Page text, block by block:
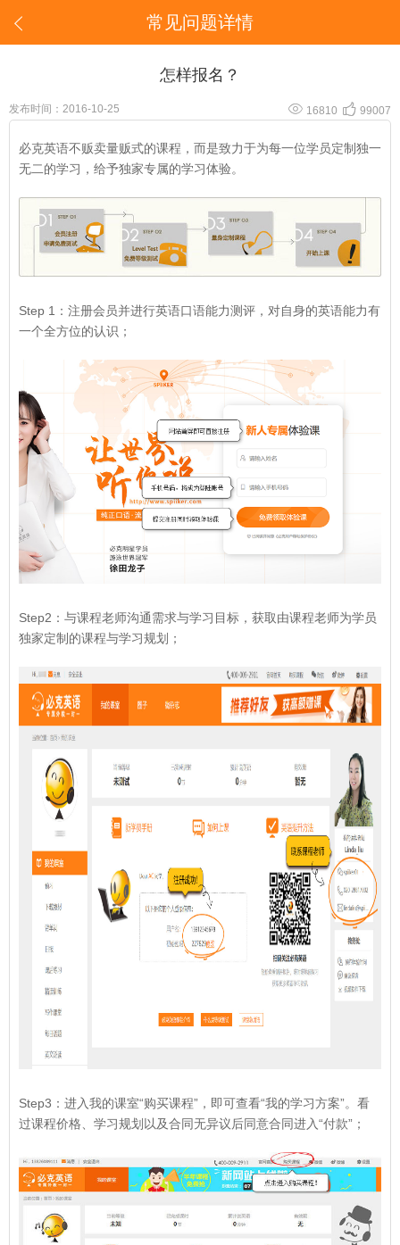
 常见问题详情
怎样报名？
发布时间：2016-10-25  16810  99007
必克英语不贩卖量贩式的课程，而是致力于为每一位学员定制独一
无二的学习，给予独家专属的学习体验。
Step 1： 注册会员并进行英语口语能力测评 ，对自身的英语能力有
一个全方位的认识；
Step2：与课程老师沟通需求与学习目标，获取由课程老师为学员
独家定制的课程与学习规划；
Step3：进入我的课室“购买课程”，即可查看“我的学习方案”。看
过课程价格、学习规划以及合同无异议后同意合同进入“付款”；